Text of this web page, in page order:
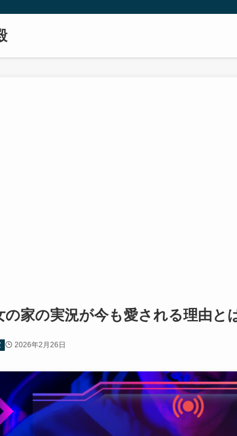
の家の実況が今も愛される理由と
2026年2月26日